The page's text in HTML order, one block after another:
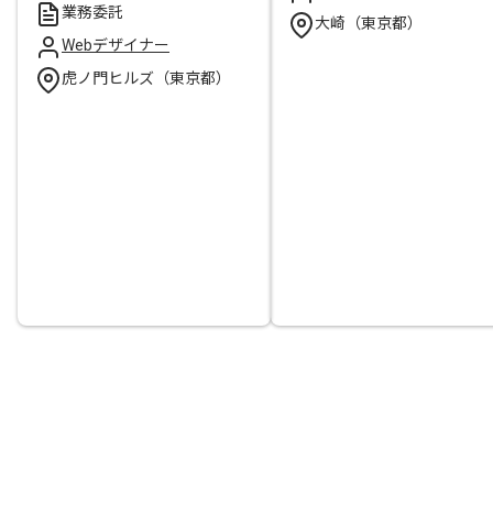
業務委託
Webデザイナー
虎ノ門ヒルズ（東京都）
大崎（東京都）